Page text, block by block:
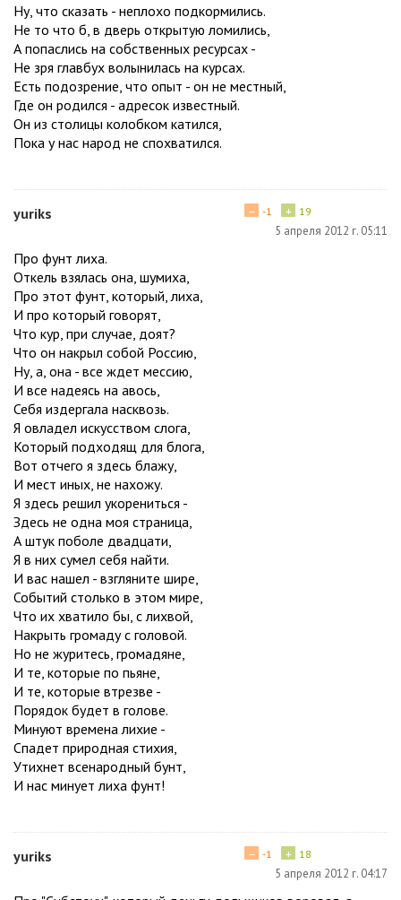
Ну, что сказать - неплохо подкормились.
Не то что б, в дверь открытую ломились,
А попаслись на собственных ресурсах -
Не зря главбух волынилась на курсах.
Есть подозрение, что опыт - он не местный,
Где он родился - адресок известный.
Он из столицы колобком катился,
Пока у нас народ не спохватился.
yuriks + 19
− -1
5 апреля 2012 г. 05:11
Про фунт лиха.
Откель взялась она, шумиха,
Про этот фунт, который, лиха,
И про который говорят,
Что кур, при случае, доят?
Что он накрыл собой Россию,
Ну, а, она - все ждет мессию,
И все надеясь на авось,
Себя издергала насквозь.
Я овладел искусством слога,
Который подходящ для блога,
Вот отчего я здесь блажу,
И мест иных, не нахожу.
Я здесь решил укорениться -
Здесь не одна моя страница,
А штук поболе двадцати,
Я в них сумел себя найти.
И вас нашел - взгляните шире,
Событий столько в этом мире,
Что их хватило бы, с лихвой,
Накрыть громаду с головой.
Но не журитесь, громадяне,
И те, которые по пьяне,
И те, которые втрезве -
Порядок будет в голове.
Минуют времена лихие -
Спадет природная стихия,
Утихнет всенародный бунт,
И нас минует лиха фунт!
yuriks + 18
− -1
5 апреля 2012 г. 04:17